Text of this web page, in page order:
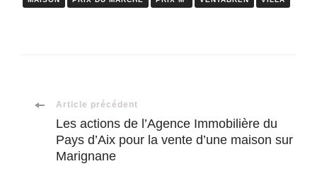
Navigation
d'article
Article précédent
Les actions de l’Agence Immobilière du
Pays d’Aix pour la vente d’une maison sur
Marignane